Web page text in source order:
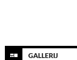
GALLERIJ